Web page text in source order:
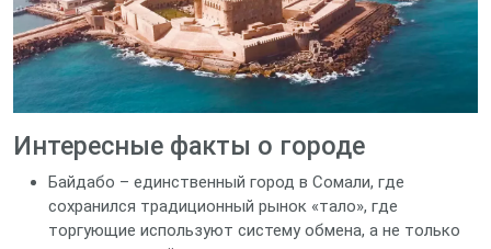
Интересные факты о городе
Байдабо – единственный город в Сомали, где
сохранился традиционный рынок «тало», где
торгующие используют систему обмена, а не только